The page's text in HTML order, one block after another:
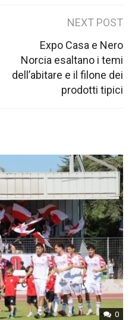
NEXT POST
Expo Casa e Nero
Norcia esaltano i temi
dell’abitare e il filone dei
prodotti tipici
0